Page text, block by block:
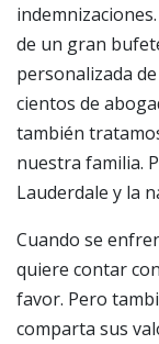
de un gran
personalizada
cientos de
también
nuestra familia.
Lauderdale y la
Cuando se
quiere contar
favor. Pero
comparta sus